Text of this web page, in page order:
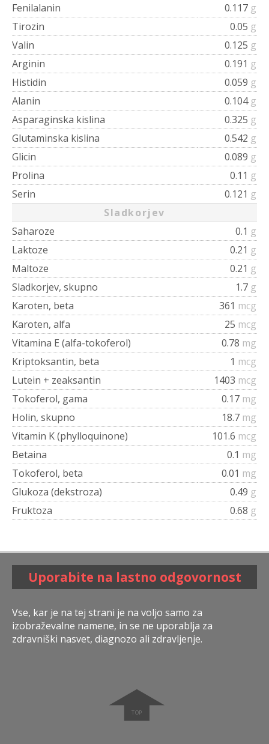
Fenilalanin
0.117 g
Tirozin
0.05 g
Valin
0.125 g
Arginin
0.191 g
Histidin
0.059 g
Alanin
0.104 g
Asparaginska kislina
0.325 g
Glutaminska kislina
0.542 g
Glicin
0.089 g
Prolina
0.11 g
Serin
0.121 g
Sladkorjev
Saharoze
0.1 g
Laktoze
0.21 g
Maltoze
0.21 g
Sladkorjev, skupno
1.7 g
Karoten, beta
361 mcg
Karoten, alfa
25 mcg
Vitamina E (alfa-tokoferol)
0.78 mg
Kriptoksantin, beta
1 mcg
Lutein + zeaksantin
1403 mcg
Tokoferol, gama
0.17 mg
Holin, skupno
18.7 mg
Vitamin K (phylloquinone)
101.6 mcg
Betaina
0.1 mg
Tokoferol, beta
0.01 mg
Glukoza (dekstroza)
0.49 g
Fruktoza
0.68 g
Uporabite na lastno odgovornost
Vse, kar je na tej strani je na voljo samo za
izobraževalne namene, in se ne uporablja za
zdravniški nasvet, diagnozo ali zdravljenje.
➧